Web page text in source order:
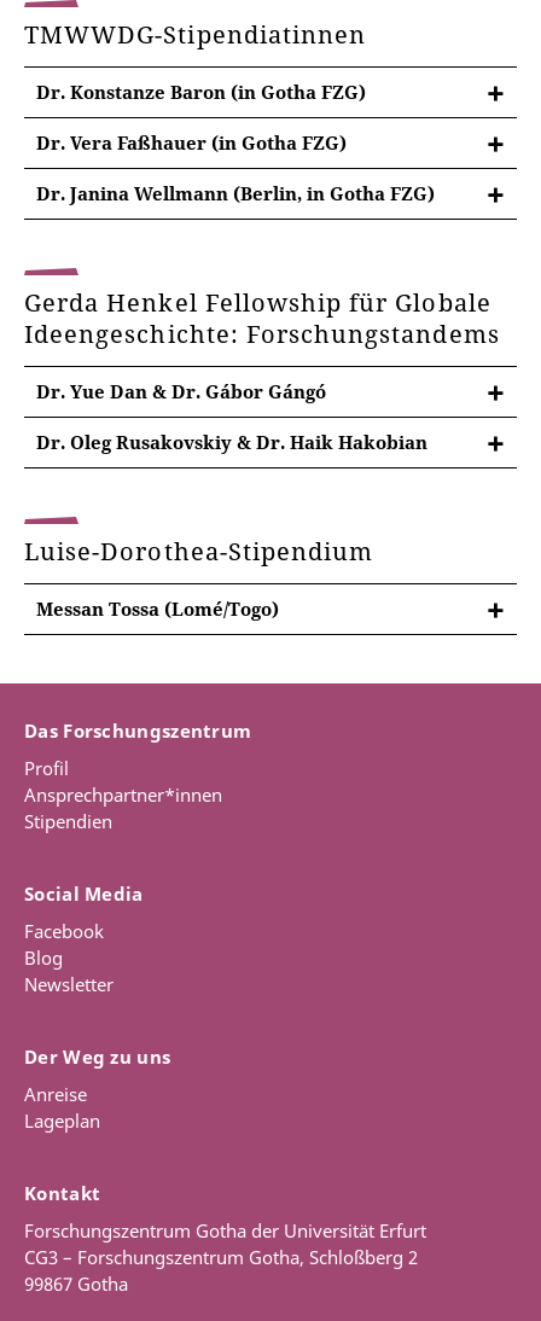
TMWWDG-Stipendiatinnen
Dr. Konstanze Baron (in Gotha FZG)
Dr. Vera Faßhauer (in Gotha FZG)
Dr. Janina Wellmann (Berlin, in Gotha FZG)
Gerda Henkel Fellowship für Globale
Ideengeschichte: Forschungstandems
Dr. Yue Dan & Dr. Gábor Gángó
Dr. Oleg Rusakovskiy & Dr. Haik Hakobian
Luise-Dorothea-Stipendium
Messan Tossa (Lomé/Togo)
Das Forschungszentrum
Profil
Ansprechpartner*innen
Stipendien
Social Media
Facebook
Blog
Newsletter
Der Weg zu uns
Anreise
Lageplan
Kontakt
Forschungszentrum Gotha der Universität Erfurt
CG3 – Forschungszentrum Gotha, Schloßberg 2
99867 Gotha